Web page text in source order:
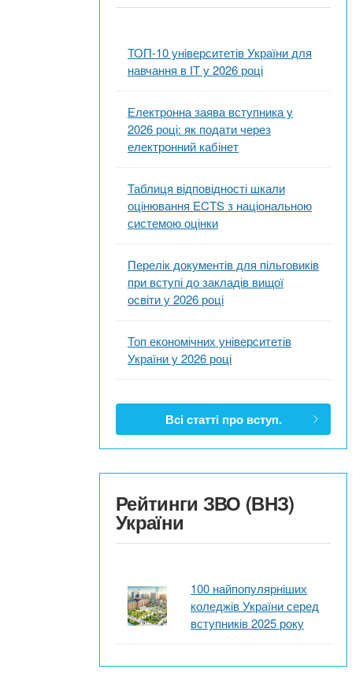
ТОП-10 університетів України для
навчання в ІТ у 2026 році
Електронна заява вступника у
2026 році: як подати через
електронний кабінет
Таблиця відповідності шкали
оцінювання ECTS з національною
системою оцінки
Перелік документів для пільговиків
при вступі до закладів вищої
освіти у 2026 році
Топ економічних університетів
України у 2026 році
Всі статті про вступ.
Рейтинги ЗВО (ВНЗ)
України
100 найпопулярніших
коледжів України серед
вступників 2025 року